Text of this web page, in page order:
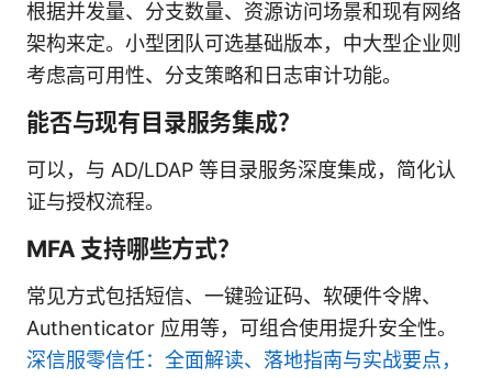
根据并发量、分支数量、资源访问场景和现有网络
架构来定。小型团队可选基础版本，中大型企业则
考虑高可用性、分支策略和日志审计功能。
能否与现有目录服务集成？
可以，与 AD/LDAP 等目录服务深度集成，简化认
证与授权流程。
MFA 支持哪些方式？
常见方式包括短信、一键验证码、软硬件令牌、
Authenticator 应用等，可组合使用提升安全性。
深信服零信任：全面解读、落地指南与实战要点，